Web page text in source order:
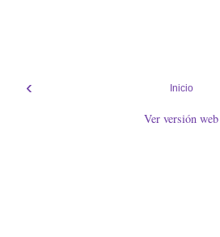
‹ Inicio
Ver versión web